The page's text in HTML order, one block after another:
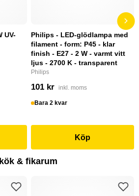
UV-
Philips - LED-glödlampa med
filament - form: P45 - klar
finish - E27 - 2 W - varmt vitt
ljus - 2700 K - transparent
Philips
101 kr inkl. moms
Bara 2 kvar
Köp
& fikarum